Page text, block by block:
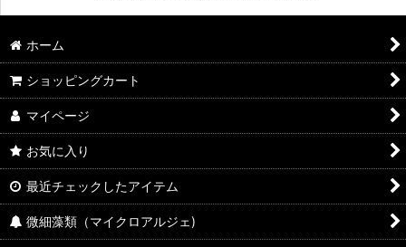
ホーム
ショッピングカート
マイページ
お気に入り
最近チェックしたアイテム
微細藻類（マイクロアルジェ)